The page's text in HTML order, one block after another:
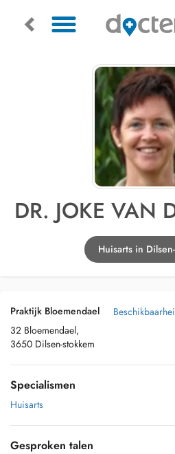
DR. JOKE VAN
Huisarts in
Praktijk Bloemendael
32 Bloemendael,
3650 Dilsen-stokkem
Specialismen
Huisarts
Gesproken talen